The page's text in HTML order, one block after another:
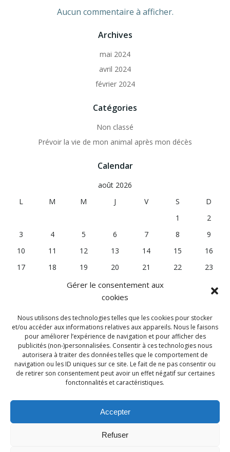
Gérer le consentement aux
cookies
Nous utilisons des technologies telles que les cookies pour stocker
et/ou accéder aux informations relatives aux appareils. Nous le faisons
pour améliorer l’expérience de navigation et pour afficher des
publicités (non-)personnalisées. Consentir à ces technologies nous
autorisera à traiter des données telles que le comportement de
navigation ou les ID uniques sur ce site. Le fait de ne pas consentir ou
de retirer son consentement peut avoir un effet négatif sur certaines
fonctonnalités et caractéristiques.
Accepter
Refuser
Aucun commentaire à afficher.
Archives
mai 2024
avril 2024
février 2024
Catégories
Non classé
Prévoir la vie de mon animal après mon décès
Calendar
août 2026
L
M M J V S
D
1
2
3
4 5 6 7 8
9
10
11 12 13 14 15
16
17
18 19 20 21 22
23
26 27 28
« Mai
Subscribe to our Newsletter